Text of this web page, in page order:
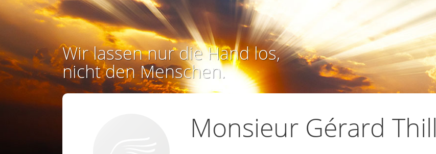
Wir lassen nur die Hand los,
nicht den Menschen.
Monsieur Gérard Thill